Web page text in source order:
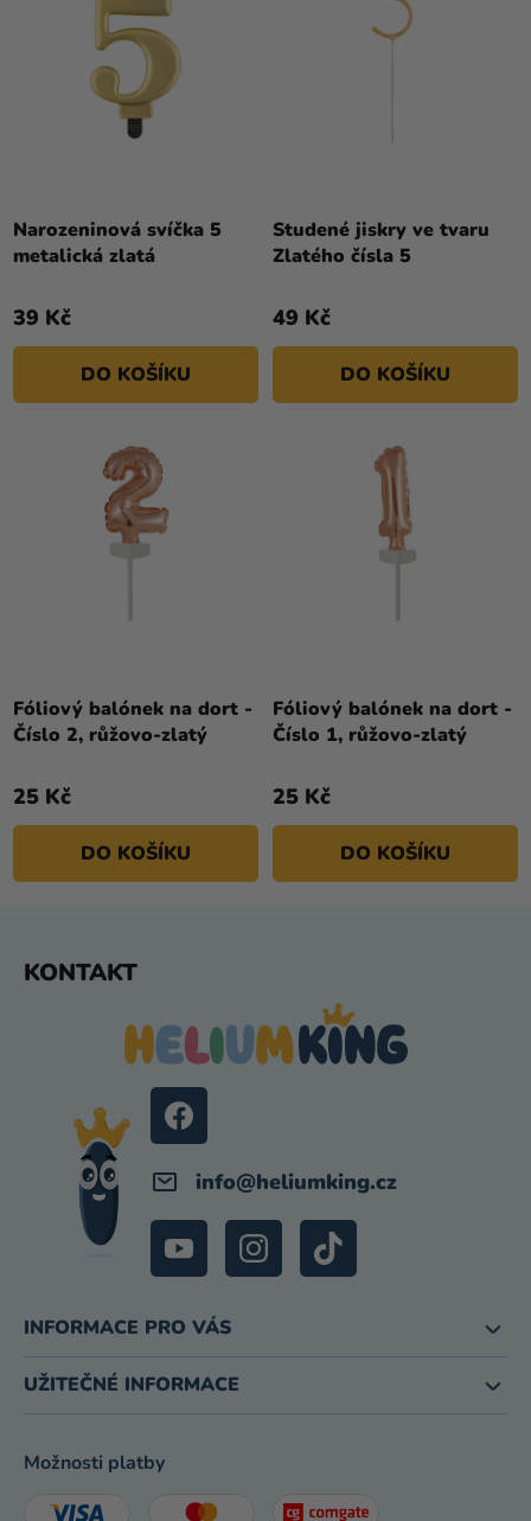
Narozeninová svíčka 5
metalická zlatá
39 Kč
DO KOŠÍKU
Studené jiskry ve tvaru
Zlatého čísla 5
49 Kč
DO KOŠÍKU
Fóliový balónek na dort -
Číslo 2, růžovo-zlatý
25 Kč
DO KOŠÍKU
Fóliový balónek na dort -
Číslo 1, růžovo-zlatý
25 Kč
DO KOŠÍKU
KONTAKT
info@heliumking.cz
INFORMACE PRO VÁS
UŽITEČNÉ INFORMACE
Možnosti platby